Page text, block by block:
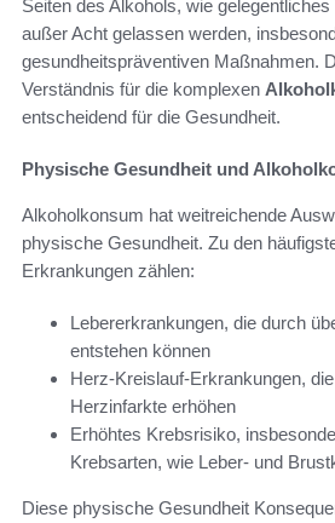
Seiten des Alkohols, wie
außer Acht gelassen werden,
gesundheitspräventiven Maßnahmen.
Verständnis für die komplexen
entscheidend für die Gesundheit.
Physische Gesundheit und
Alkoholkonsum hat weitreichende
physische Gesundheit. Zu den
Erkrankungen zählen:
Lebererkrankungen, die durch
entstehen können
Herz-Kreislauf-Erkrankungen,
Herzinfarkte erhöhen
Erhöhtes Krebsrisiko,
Krebsarten, wie Leber- und
Diese physische Gesundheit